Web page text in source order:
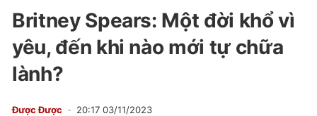
Britney Spears: Một đời khổ vì
yêu, đến khi nào mới tự chữa
lành?
Được Được 20:17 03/11/2023